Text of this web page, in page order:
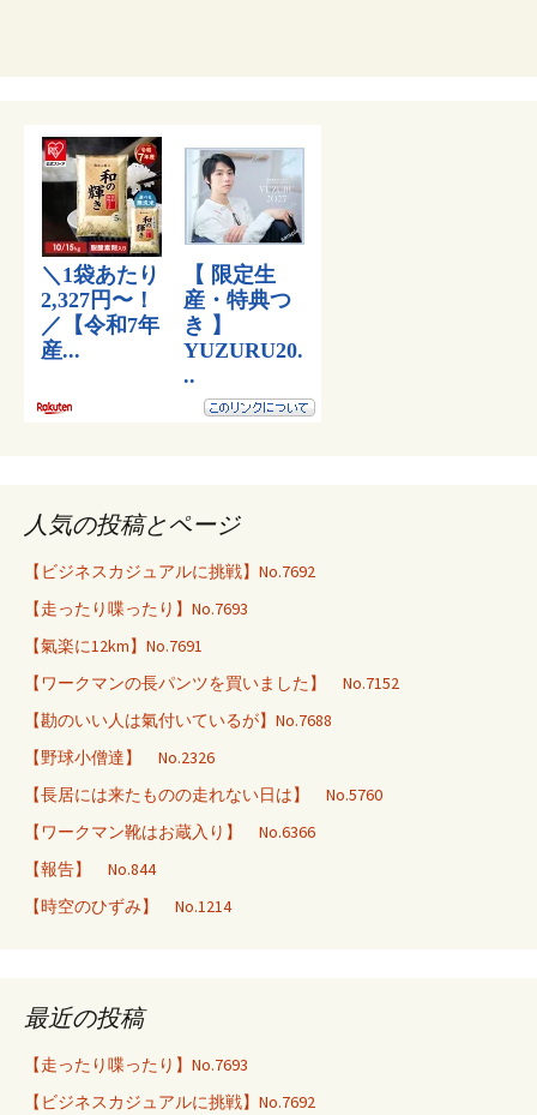
人気の投稿とページ
【ビジネスカジュアルに挑戦】No.7692
【走ったり喋ったり】No.7693
【氣楽に12km】No.7691
【ワークマンの長パンツを買いました】 No.7152
【勘のいい人は氣付いているが】No.7688
【野球小僧達】 No.2326
【長居には来たものの走れない日は】 No.5760
【ワークマン靴はお蔵入り】 No.6366
【報告】 No.844
【時空のひずみ】 No.1214
最近の投稿
【走ったり喋ったり】No.7693
【ビジネスカジュアルに挑戦】No.7692